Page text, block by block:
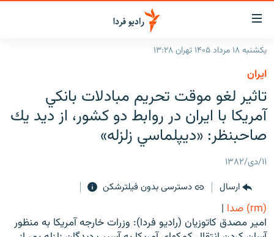
لینک‌های
قابلیت
دسترسی
بازگشت
به
منوی
اصلی
رفتن
صفحه
ایران
جهان
رادیو
گزارش‌های تصویری
گزارش‌های ویدئویی
زنان فردا
English
یکشنبه ۱۸ مرداد ۱۴۰۵ تهران ۱۳:۲۸
ايران
تاثير لغو موقت تحريم مبادلات بانكي
آمريكا با ايران در روابط دو كشور، از ديد يك
صاحبنظر: «ديپلماسي زلزله»
۱۱/دی/۱۳۸۲
ارسال
دسترسی بدون فیلترشکن
(rm) صدا
|
امير مصدق کاتوزيان (راديو فردا): وزرات خارجه آمريکا به منظور